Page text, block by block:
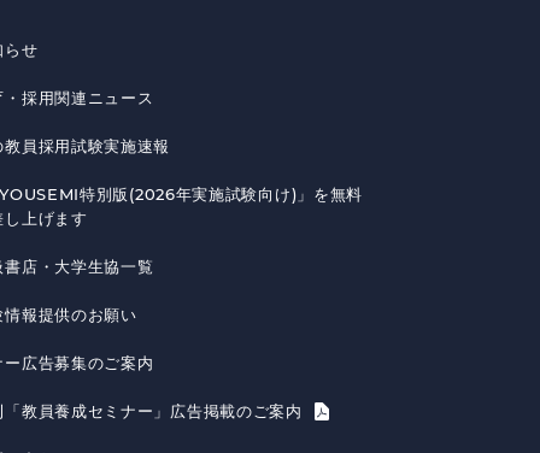
らせ
・採用関連ニュース
教員採用試験実施速報
特別版(2026年実施試験向け)」を無料
し上げます
書店・大学生協一覧
情報提供のお願い
ー広告募集のご案内
「教員養成セミナー」広告掲載のご案内